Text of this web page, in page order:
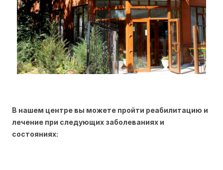
В нашем центре вы можете пройти реабилитацию и
лечение при следующих заболеваниях и
состояниях: